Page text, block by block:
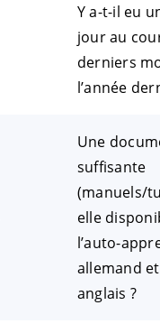
Y a-t-il eu
jour au
derniers
l’année
Une
suffisante
(manuels/
elle
l’auto-
allemand
anglais ?